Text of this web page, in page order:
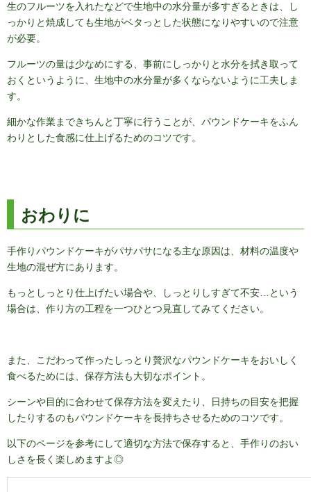
生のフルーツを入れたなどで生地中の水分量が多すぎるときは、し
っかりと焼成しても生地がベタっとした状態になりやすいので注意
が必要。
フルーツの量は少なめにする、事前にしっかりと水分を拭き取って
おくというように、生地中の水分量が多くならないように工夫しま
す。
細かな作業まできちんと丁寧に行うことが、パウンドケーキをふん
わりとした食感に仕上げるためのコツです。
おわりに
手作りパウンドケーキがパサパサになる主な原因は、材料の温度や
生地の混ぜ方にあります。
もっとしっとり仕上げたい場合や、しっとりしすぎて不安…という
場合は、作り方の工程を一つひとつ見直してみてください。
また、こだわって作ったしっとり贅沢なパウンドケーキをおいしく
食べるためには、保存方法も大切なポイント。
シーンや目的に合わせて保存方法を変えたり、日持ちの目安を把握
したりするのもパウンドケーキを長持ちさせるためのコツです。
以下のページを参考にして適切な方法で保存すると、手作りのおい
しさを長く楽しめますよ◎